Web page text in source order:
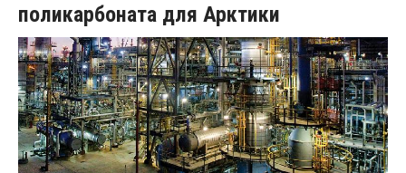
поликарбоната для Арктики